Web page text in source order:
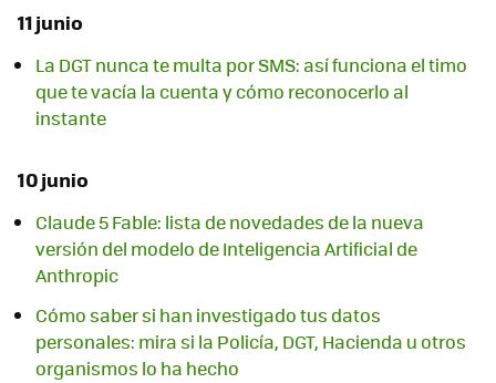
11 junio
La DGT nunca te multa por SMS: así funciona el timo
que te vacía la cuenta y cómo reconocerlo al
instante
10 junio
Claude 5 Fable: lista de novedades de la nueva
versión del modelo de Inteligencia Artificial de
Anthropic
Cómo saber si han investigado tus datos
personales: mira si la Policía, DGT, Hacienda u otros
organismos lo ha hecho